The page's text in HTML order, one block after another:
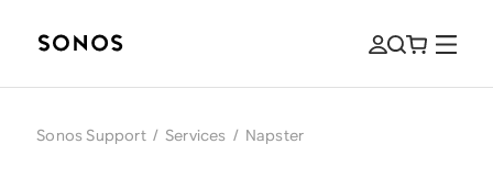
Sonos Support / Services / Napster